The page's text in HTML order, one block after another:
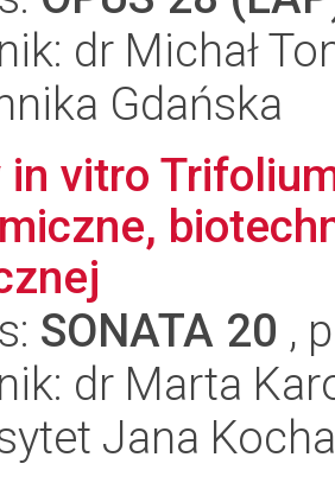
dr Michał
Gdańska
in vitro
SONATA 20 ,
dr Marta
Jana